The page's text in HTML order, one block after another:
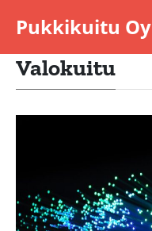
Pukkikuitu Oy
Valokuitu